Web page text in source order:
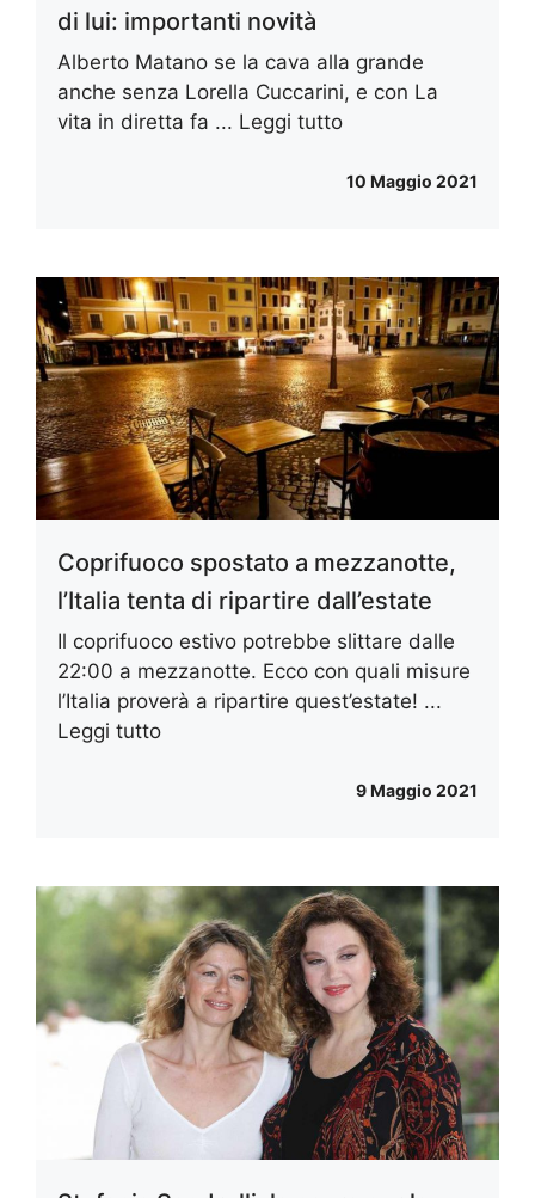
di lui: importanti novità
Alberto Matano se la cava alla grande
anche senza Lorella Cuccarini, e con La
vita in diretta fa ... Leggi tutto
10 Maggio 2021
Coprifuoco spostato a mezzanotte,
l’Italia tenta di ripartire dall’estate
Il coprifuoco estivo potrebbe slittare dalle
22:00 a mezzanotte. Ecco con quali misure
l’Italia proverà a ripartire quest’estate! ...
Leggi tutto
9 Maggio 2021